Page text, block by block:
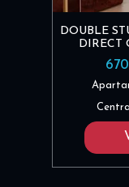
DOUBLE
DIRECT